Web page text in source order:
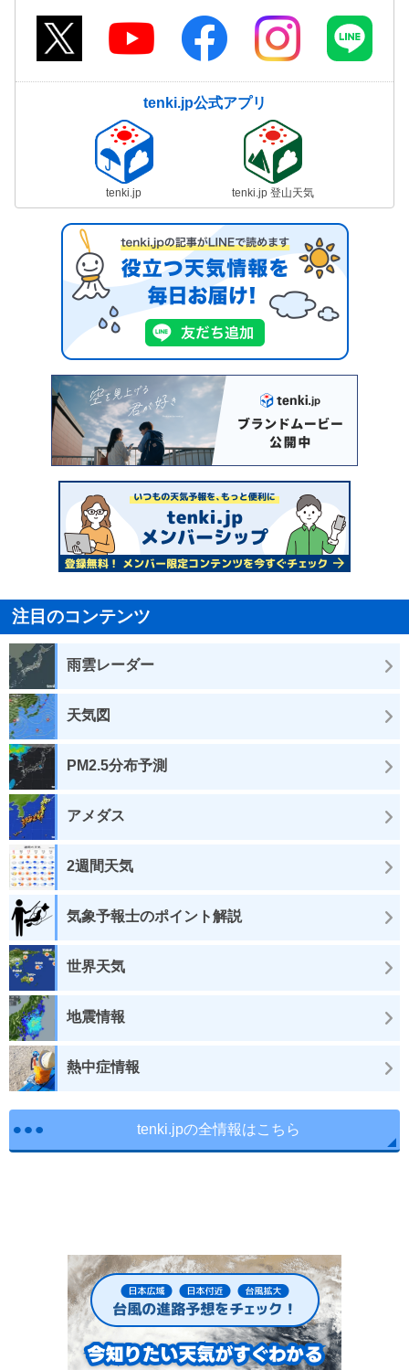
tenki.jp公式アプリ
tenki.jp tenki.jp 登山天気
注目のコンテンツ
雨雲レーダー
天気図
PM2.5分布予測
アメダス
2週間天気
気象予報士のポイント解説
世界天気
地震情報
熱中症情報
tenki.jpの全情報はこちら